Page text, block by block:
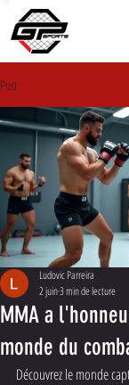
Post
MMA a
monde du
Ludovic Parreira
2 juin3 min de lecture
Découvrez le monde